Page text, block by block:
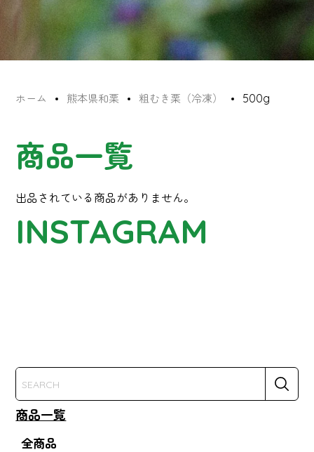
商品一覧
全商品
ホーム 熊本県和栗 粗むき栗（冷凍） 500g
商品一覧
出品されている商品がありません。
INSTAGRAM